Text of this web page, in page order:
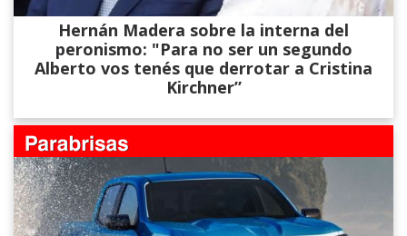
Hernán Madera sobre la interna del
peronismo: "Para no ser un segundo
Alberto vos tenés que derrotar a Cristina
Kirchner”